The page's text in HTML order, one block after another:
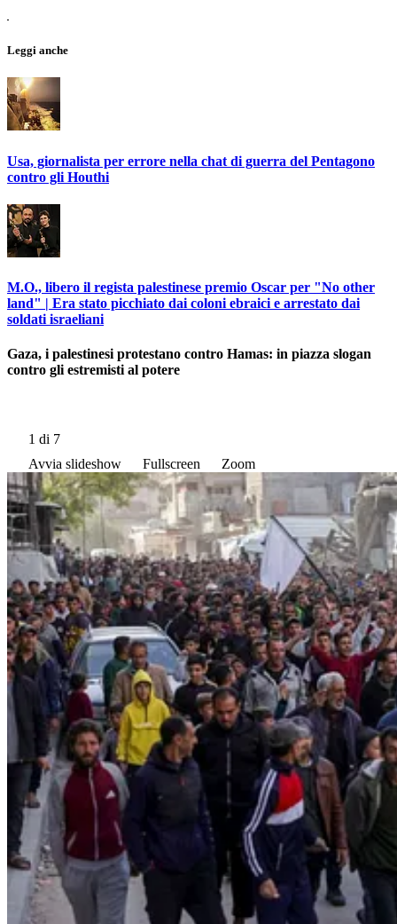
Leggi anche
Usa, giornalista per errore nella chat di guerra del Pentagono
contro gli Houthi
M.O., libero il regista palestinese premio Oscar per "No other
land" | Era stato picchiato dai coloni ebraici e arrestato dai
soldati israeliani
Gaza, i palestinesi protestano contro Hamas: in piazza slogan
contro gli estremisti al potere
1 di 7
Avvia slideshow
Fullscreen Zoom